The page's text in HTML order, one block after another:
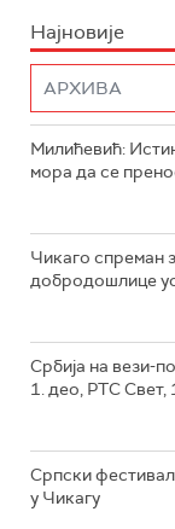
Најновије
Милићевић:
мора да се
Чикаго спреман
добродошлице
Србија на вези-
1. део, РТС Свет,
Српски
у Чикагу